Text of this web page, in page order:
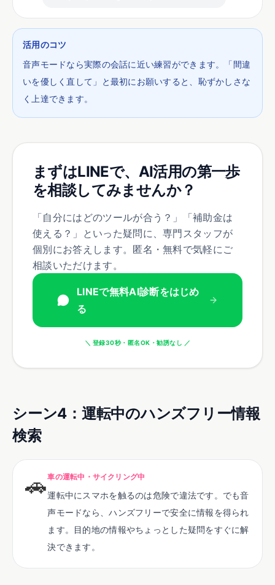
活用のコツ
音声モードなら実際の会話に近い練習ができます。「間違
いを優しく直して」と最初にお願いすると、恥ずかしさな
く上達できます。
まずはLINEで、AI活用の第一歩
を相談してみませんか？
「自分にはどのツールが合う？」「補助金は
使える？」といった疑問に、専門スタッフが
個別にお答えします。匿名・無料で気軽にご
相談いただけます。
LINEで無料AI診断をはじめ
る
＼ 登録30秒・匿名OK・勧誘なし ／
シーン4 ： 運転中のハンズフリー情報
検索
🚗車の運転中・サイクリング中
運転中にスマホを触るのは危険で違法です。でも音
声モードなら、ハンズフリーで安全に情報を得られ
ます。目的地の情報やちょっとした疑問をすぐに解
決できます。